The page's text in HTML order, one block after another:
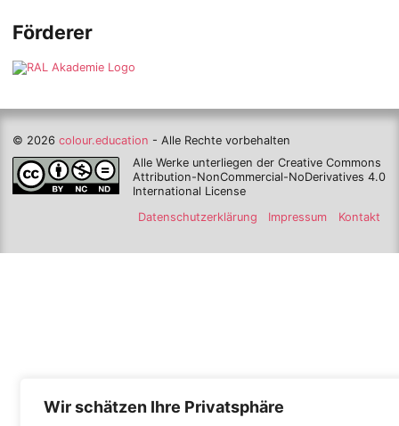
Wir schätzen Ihre Privatsphäre
Förderer
© 2026 colour.education - Alle Rechte vorbehalten
Alle Werke unterliegen der Creative Commons
Attribution-NonCommercial-NoDerivatives 4.0
International License
Datenschutzerklärung
Impressum Kontakt